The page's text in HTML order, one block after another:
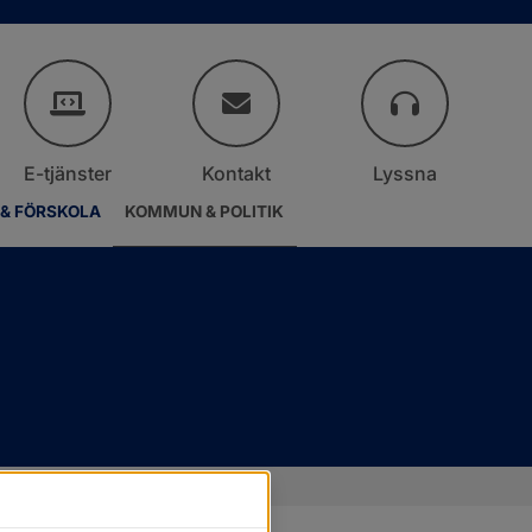
FÖRSKOLA KOMMUN & POLITIK
E-tjänster Kontakt Lyssna